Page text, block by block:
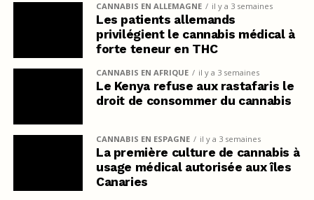
CANNABIS EN ALLEMAGNE il y a 3 semaines
Les patients allemands
privilégient le cannabis médical à
forte teneur en THC
CANNABIS EN AFRIQUE il y a 3 semaines
Le Kenya refuse aux rastafaris le
droit de consommer du cannabis
CANNABIS EN ESPAGNE il y a 3 semaines
La première culture de cannabis à
usage médical autorisée aux îles
Canaries